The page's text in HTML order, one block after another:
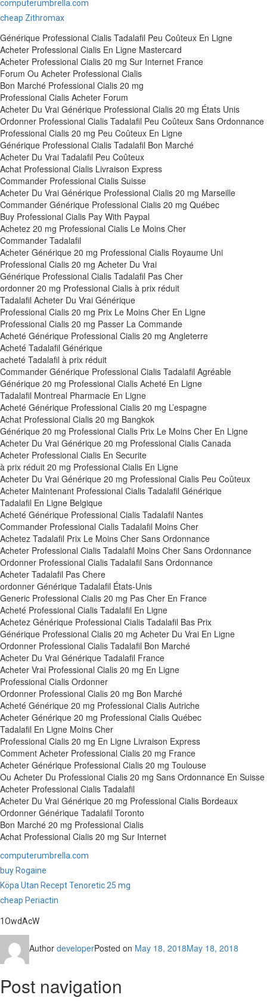
computerumbrella.com
cheap Zithromax
Générique Professional Cialis Tadalafil Peu Coûteux En Ligne
Acheter Professional Cialis En Ligne Mastercard
Acheter Professional Cialis 20 mg Sur Internet France
Forum Ou Acheter Professional Cialis
Bon Marché Professional Cialis 20 mg
Professional Cialis Acheter Forum
Acheter Du Vrai Générique Professional Cialis 20 mg États Unis
Ordonner Professional Cialis Tadalafil Peu Coûteux Sans Ordonnance
Professional Cialis 20 mg Peu Coûteux En Ligne
Générique Professional Cialis Tadalafil Bon Marché
Acheter Du Vrai Tadalafil Peu Coûteux
Achat Professional Cialis Livraison Express
Commander Professional Cialis Suisse
Acheter Du Vrai Générique Professional Cialis 20 mg Marseille
Commander Générique Professional Cialis 20 mg Québec
Buy Professional Cialis Pay With Paypal
Achetez 20 mg Professional Cialis Le Moins Cher
Commander Tadalafil
Acheter Générique 20 mg Professional Cialis Royaume Uni
Professional Cialis 20 mg Acheter Du Vrai
Générique Professional Cialis Tadalafil Pas Cher
ordonner 20 mg Professional Cialis à prix réduit
Tadalafil Acheter Du Vrai Générique
Professional Cialis 20 mg Prix Le Moins Cher En Ligne
Professional Cialis 20 mg Passer La Commande
Acheté Générique Professional Cialis 20 mg Angleterre
Acheté Tadalafil Générique
acheté Tadalafil à prix réduit
Commander Générique Professional Cialis Tadalafil Agréable
Générique 20 mg Professional Cialis Acheté En Ligne
Tadalafil Montreal Pharmacie En Ligne
Acheté Générique Professional Cialis 20 mg L’espagne
Achat Professional Cialis 20 mg Bangkok
Générique 20 mg Professional Cialis Prix Le Moins Cher En Ligne
Acheter Du Vrai Générique 20 mg Professional Cialis Canada
Acheter Professional Cialis En Securite
à prix réduit 20 mg Professional Cialis En Ligne
Acheter Du Vrai Générique 20 mg Professional Cialis Peu Coûteux
Acheter Maintenant Professional Cialis Tadalafil Générique
Tadalafil En Ligne Belgique
Acheté Générique Professional Cialis Tadalafil Nantes
Commander Professional Cialis Tadalafil Moins Cher
Achetez Tadalafil Prix Le Moins Cher Sans Ordonnance
Acheter Professional Cialis Tadalafil Moins Cher Sans Ordonnance
Ordonner Professional Cialis Tadalafil Sans Ordonnance
Acheter Tadalafil Pas Chere
ordonner Générique Tadalafil États-Unis
Generic Professional Cialis 20 mg Pas Cher En France
Acheté Professional Cialis Tadalafil En Ligne
Achetez Générique Professional Cialis Tadalafil Bas Prix
Générique Professional Cialis 20 mg Acheter Du Vrai En Ligne
Ordonner Professional Cialis Tadalafil Bon Marché
Acheter Du Vrai Générique Tadalafil France
Acheter Vrai Professional Cialis 20 mg En Ligne
Professional Cialis Ordonner
Ordonner Professional Cialis 20 mg Bon Marché
Acheté Générique 20 mg Professional Cialis Autriche
Acheter Générique 20 mg Professional Cialis Québec
Tadalafil En Ligne Moins Cher
Professional Cialis 20 mg En Ligne Livraison Express
Comment Acheter Professional Cialis 20 mg France
Acheter Générique Professional Cialis 20 mg Toulouse
Ou Acheter Du Professional Cialis 20 mg Sans Ordonnance En Suisse
Acheter Professional Cialis Tadalafil
Acheter Du Vrai Générique 20 mg Professional Cialis Bordeaux
Ordonner Générique Tadalafil Toronto
Bon Marché 20 mg Professional Cialis
Achat Professional Cialis 20 mg Sur Internet
computerumbrella.com
buy Rogaine
Köpa Utan Recept Tenoretic 25 mg
cheap Periactin
1OwdAcW
Author developerPosted on May 18, 2018May 18, 2018
Post navigation